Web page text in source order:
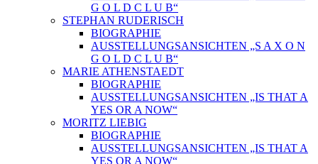
G O L D C L U B“
STEPHAN RUDERISCH
BIOGRAPHIE
AUSSTELLUNGSANSICHTEN „S A X O N
G O L D C L U B“
MARIE ATHENSTAEDT
BIOGRAPHIE
AUSSTELLUNGSANSICHTEN „IS THAT A
YES OR A NOW“
MORITZ LIEBIG
BIOGRAPHIE
AUSSTELLUNGSANSICHTEN „IS THAT A
YES OR A NOW“